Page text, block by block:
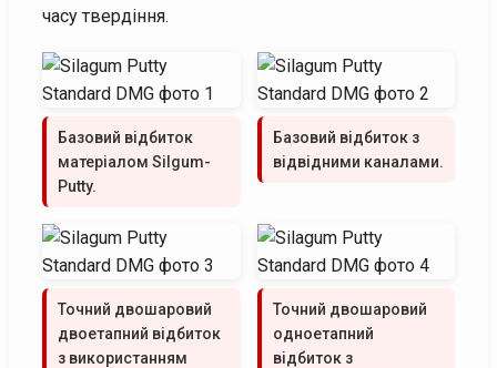
часу твердіння.
Базовий відбиток
матеріалом Silgum-
Putty.
Базовий відбиток з
відвідними каналами.
Точний двошаровий
двоетапний відбиток
з використанням
Точний двошаровий
одноетапний
відбиток з